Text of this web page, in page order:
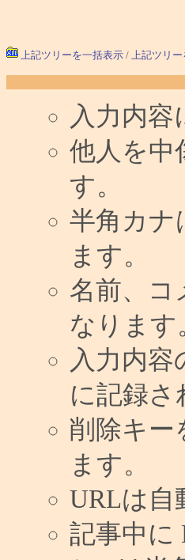
上記ツリーを一括表示 / 上記ツリ
入力内
他人を中
す。
半角カナ
ます。
名前、コ
なります
入力内
に記録さ
削除キー
ます。
URLは自
記事中に